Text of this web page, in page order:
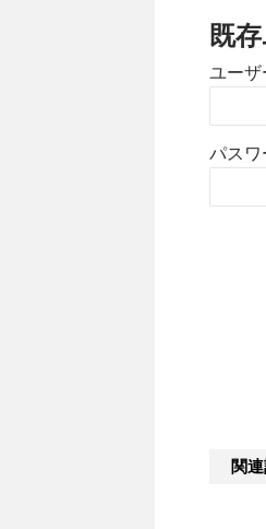
既
ユーザ
パスワ
関